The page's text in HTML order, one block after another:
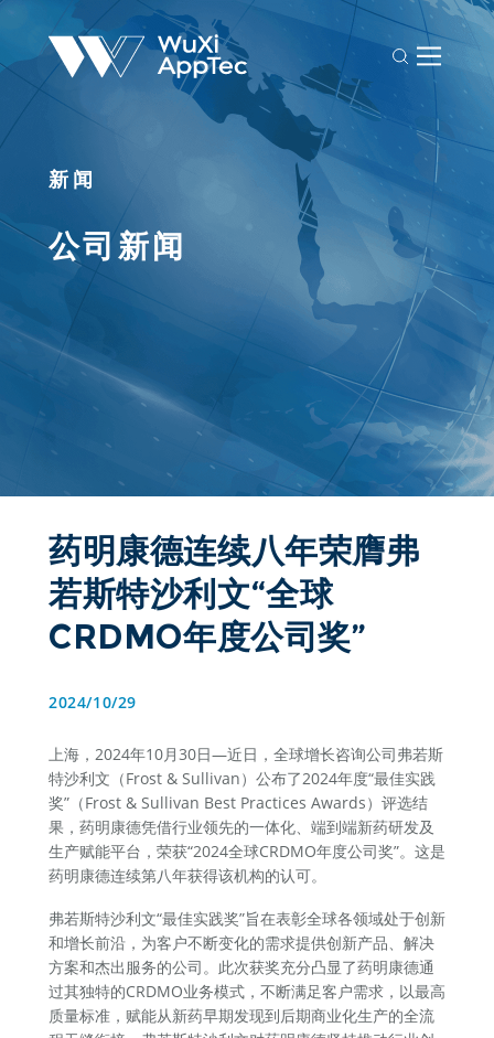
新闻
公司新闻
药明康德连续八年荣膺弗
若斯特沙利文“全球
CRDMO年度公司奖”
2024/10/29
上海，2024年10月30日—近日，全球增长咨询公司弗若斯
特沙利文（Frost & Sullivan）公布了2024年度“最佳实践
奖”（Frost & Sullivan Best Practices Awards）评选结
果，药明康德凭借行业领先的一体化、端到端新药研发及
生产赋能平台，荣获“2024全球CRDMO年度公司奖”。这是
药明康德连续第八年获得该机构的认可。
弗若斯特沙利文“最佳实践奖”旨在表彰全球各领域处于创新
和增长前沿，为客户不断变化的需求提供创新产品、解决
方案和杰出服务的公司。此次获奖充分凸显了药明康德通
过其独特的CRDMO业务模式，不断满足客户需求，以最高
质量标准，赋能从新药早期发现到后期商业化生产的全流